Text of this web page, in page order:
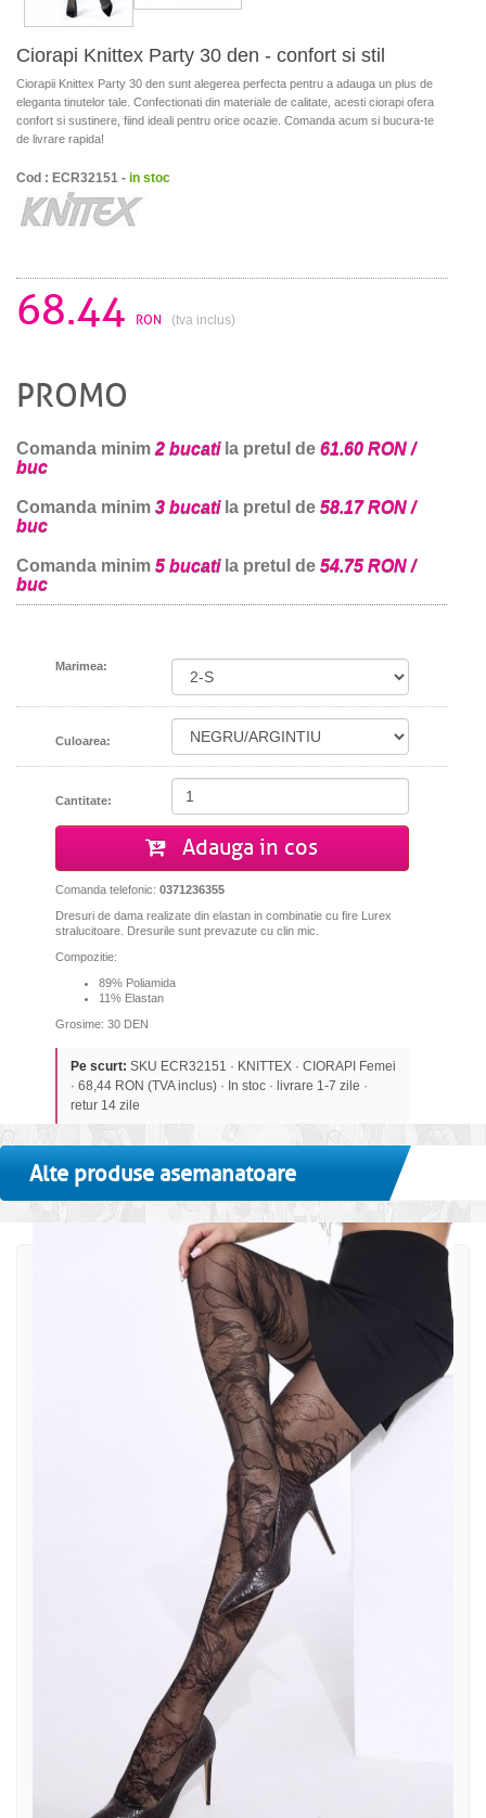
Ciorapi Knittex Party 30 den - confort si stil
Ciorapii Knittex Party 30 den sunt alegerea perfecta pentru a adauga un plus de
eleganta tinutelor tale. Confectionati din materiale de calitate, acesti ciorapi ofera
confort si sustinere, fiind ideali pentru orice ocazie. Comanda acum si bucura-te
de livrare rapida!
Cod : ECR32151 - in stoc
68.44 RON (tva inclus)
PROMO
Comanda minim 2 bucatila pretul de 61.60 RON /
buc
Comanda minim 3 bucatila pretul de 58.17 RON /
buc
Comanda minim 5 bucatila pretul de 54.75 RON /
buc
Marimea:
Culoarea:
Cantitate:
Adauga in cos
Comanda telefonic: 0371236355
Dresuri de dama realizate din elastan in combinatie cu fire Lurex
stralucitoare. Dresurile sunt prevazute cu clin mic.
Compozitie:
89% Poliamida
11% Elastan
Grosime: 30 DEN
Pe scurt: SKU ECR32151 · KNITTEX · CIORAPI Femei
· 68,44 RON (TVA inclus) · In stoc · livrare 1-7 zile ·
retur 14 zile
Alte produse asemanatoare